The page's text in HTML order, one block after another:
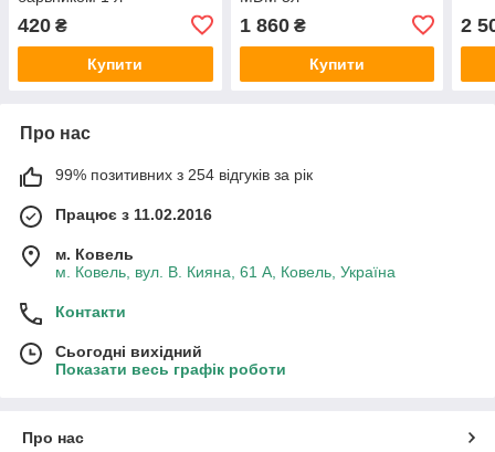
420 ₴
Купити
1 860₴
Купити
2
Про нас
99% позитивних з 254 відгуків за рік
Працює з 11.02.2016
м. Ковель
м. Ковель, вул. В. Кияна, 61 А, Ковель, Україна
Контакти
Сьогодні вихідний
Показати весь графік роботи
Про нас